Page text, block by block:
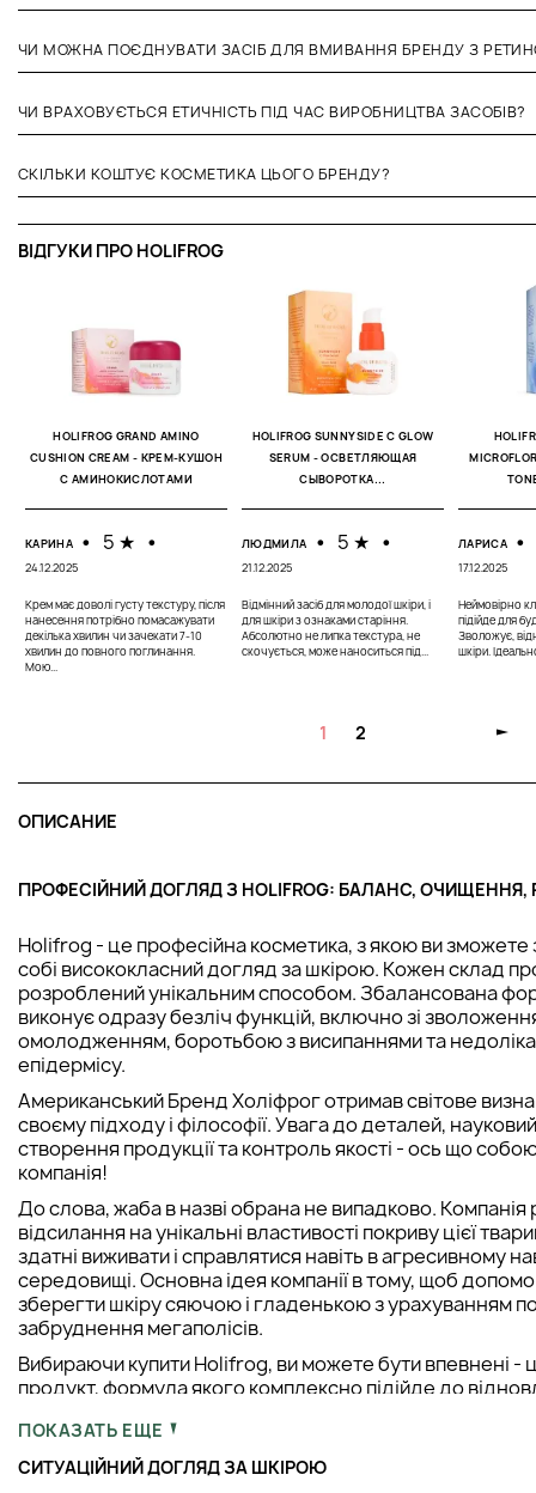
ЧИ МОЖНА ПОЄДНУВАТИ ЗАСІБ ДЛЯ ВМИВАННЯ БРЕНДУ З
ЧИ ВРАХОВУЄТЬСЯ ЕТИЧНІСТЬ ПІД ЧАС ВИРОБНИЦТВА ЗАСОБІВ?
СКІЛЬКИ КОШТУЄ КОСМЕТИКА ЦЬОГО БРЕНДУ?
ВІДГУКИ ПРО HOLIFROG
HOLIFROG GRAND AMINO
CUSHION CREAM - КРЕМ-КУШОН
С АМИНОКИСЛОТАМИ
КАРИНА • 5 ★ •
24.12.2025
Крем має доволі густу текстуру, після
нанесення потрібно помасажувати
декілька хвилин чи зачекати 7-10
хвилин до повного поглинання.
Мою...
HOLIFROG SUNNYSIDE C GLOW
SERUM - ОСВЕТЛЯЮЩАЯ
СЫВОРОТКА...
ЛЮДМИЛА • 5 ★ •
21.12.2025
Відмінний засіб для молодої шкіри, і
для шкіри з ознаками старіння.
Абсолютно не липка текстура, не
скочується, може наноситься під...
ЛАРИСА •
17.12.2025
Неймовірно
підійде для
Зволожує,
шкіри.
1 2
ОПИСАНИЕ
ПРОФЕСІЙНИЙ ДОГЛЯД З HOLIFROG: БАЛАНС, ОЧИЩЕННЯ,
Holifrog - це професійна косметика, з якою ви зможете
собі висококласний догляд за шкірою. Кожен склад
розроблений унікальним способом. Збалансована
виконує одразу безліч функцій, включно зі
омолодженням, боротьбою з висипаннями та
епідермісу.
Американський Бренд Холіфрог отримав світове
своєму підходу і філософії. Увага до деталей,
створення продукції та контроль якості - ось що
компанія!
До слова, жаба в назві обрана не випадково. Компанія
відсилання на унікальні властивості покриву цієї
здатні виживати і справлятися навіть в агресивному
середовищі. Основна ідея компанії в тому, щоб
зберегти шкіру сяючою і гладенькою з урахуванням
забруднення мегаполісів.
Вибираючи купити Holifrog, ви можете бути впевнені -
продукт, формула якого комплексно підійде до
СИТУАЦІЙНИЙ ДОГЛЯД ЗА ШКІРОЮ
ПОКАЗАТЬ ЕЩЕ